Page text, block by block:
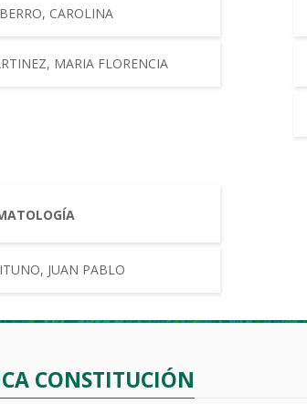
CAROLINA
MARIA FLORENCIA
JUAN PABLO
CONSTITUCIÓN